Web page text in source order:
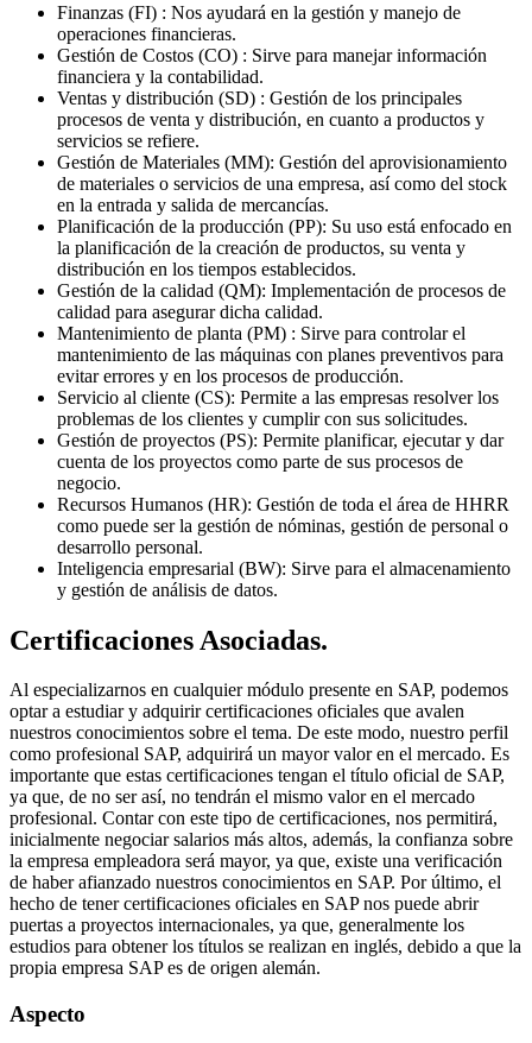
Finanzas (FI) : Nos ayudará en la gestión y manejo de
operaciones financieras.
Gestión de Costos (CO) : Sirve para manejar información
financiera y la contabilidad.
Ventas y distribución (SD) : Gestión de los principales
procesos de venta y distribución, en cuanto a productos y
servicios se refiere.
Gestión de Materiales (MM): Gestión del aprovisionamiento
de materiales o servicios de una empresa, así como del stock
en la entrada y salida de mercancías.
Planificación de la producción (PP): Su uso está enfocado en
la planificación de la creación de productos, su venta y
distribución en los tiempos establecidos.
Gestión de la calidad (QM): Implementación de procesos de
calidad para asegurar dicha calidad.
Mantenimiento de planta (PM) : Sirve para controlar el
mantenimiento de las máquinas con planes preventivos para
evitar errores y en los procesos de producción.
Servicio al cliente (CS): Permite a las empresas resolver los
problemas de los clientes y cumplir con sus solicitudes.
Gestión de proyectos (PS): Permite planificar, ejecutar y dar
cuenta de los proyectos como parte de sus procesos de
negocio.
Recursos Humanos (HR): Gestión de toda el área de HHRR
como puede ser la gestión de nóminas, gestión de personal o
desarrollo personal.
Inteligencia empresarial (BW): Sirve para el almacenamiento
y gestión de análisis de datos.
Certificaciones Asociadas.
Al especializarnos en cualquier módulo presente en SAP, podemos
optar a estudiar y adquirir certificaciones oficiales que avalen
nuestros conocimientos sobre el tema. De este modo, nuestro perfil
como profesional SAP, adquirirá un mayor valor en el mercado. Es
importante que estas certificaciones tengan el título oficial de SAP,
ya que, de no ser así, no tendrán el mismo valor en el mercado
profesional. Contar con este tipo de certificaciones, nos permitirá,
inicialmente negociar salarios más altos, además, la confianza sobre
la empresa empleadora será mayor, ya que, existe una verificación
de haber afianzado nuestros conocimientos en SAP. Por último, el
hecho de tener certificaciones oficiales en SAP nos puede abrir
puertas a proyectos internacionales, ya que, generalmente los
estudios para obtener los títulos se realizan en inglés, debido a que la
propia empresa SAP es de origen alemán.
Aspecto